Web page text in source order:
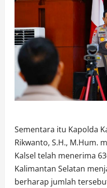
Sementara itu Kapolda
Rikwanto, S.H., M.Hum.
Kalsel telah menerima
Kalimantan Selatan
berharap jumlah